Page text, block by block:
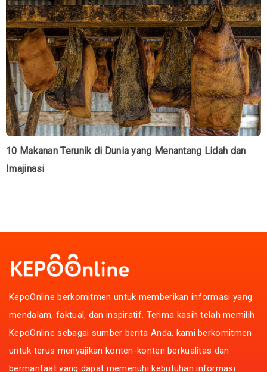
10 Makanan Terunik di Dunia yang Menantang Lidah dan
Imajinasi
KepoOnline berkomitmen untuk memberikan informasi yang
mendalam, faktual, dan inspiratif. Terima kasih telah memilih
KepoOnline sebagai sumber berita Anda, kami berkomitmen
untuk terus menyajikan konten-konten berkualitas dan
bermanfaat yang dapat memenuhi kebutuhan informasi